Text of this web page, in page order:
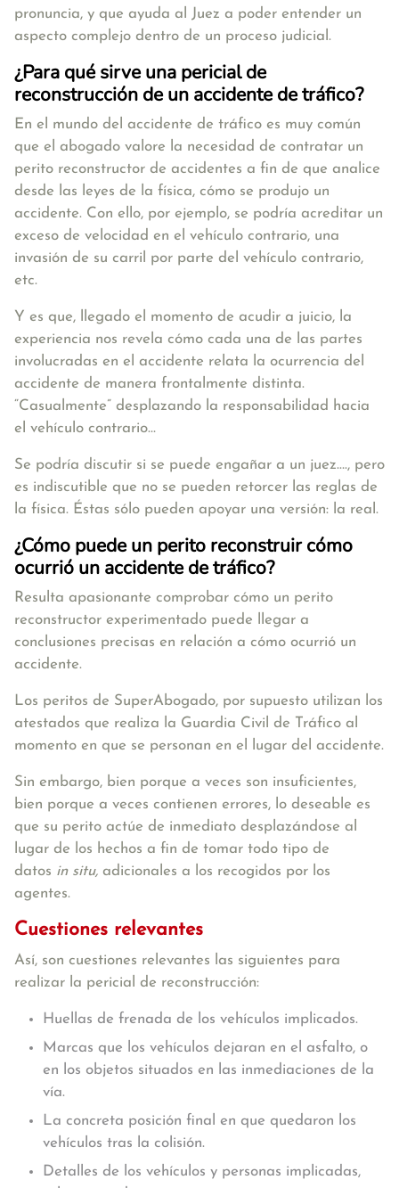
pronuncia, y que ayuda al Juez a poder entender un
aspecto complejo dentro de un proceso judicial.
¿Para qué sirve una pericial de
reconstrucción de un accidente de tráfico?
En el mundo del accidente de tráfico es muy común
que el abogado valore la necesidad de contratar un
perito reconstructor de accidentes a fin de que analice
desde las leyes de la física, cómo se produjo un
accidente. Con ello, por ejemplo, se podría acreditar un
exceso de velocidad en el vehículo contrario, una
invasión de su carril por parte del vehículo contrario,
etc.
Y es que, llegado el momento de acudir a juicio, la
experiencia nos revela cómo cada una de las partes
involucradas en el accidente relata la ocurrencia del
accidente de manera frontalmente distinta.
“Casualmente” desplazando la responsabilidad hacia
el vehículo contrario…
Se podría discutir si se puede engañar a un juez…., pero
es indiscutible que no se pueden retorcer las reglas de
la física. Éstas sólo pueden apoyar una versión: la real.
¿Cómo puede un perito reconstruir cómo
ocurrió un accidente de tráfico?
Resulta apasionante comprobar cómo un perito
reconstructor experimentado puede llegar a
conclusiones precisas en relación a cómo ocurrió un
accidente.
Los peritos de SuperAbogado, por supuesto utilizan los
atestados que realiza la Guardia Civil de Tráfico al
momento en que se personan en el lugar del accidente.
Sin embargo, bien porque a veces son insuficientes,
bien porque a veces contienen errores, lo deseable es
que su perito actúe de inmediato desplazándose al
lugar de los hechos a fin de tomar todo tipo de
datos in situ, adicionales a los recogidos por los
agentes.
Cuestiones relevantes
Así, son cuestiones relevantes las siguientes para
realizar la pericial de reconstrucción:
Huellas de frenada de los vehículos implicados.
Marcas que los vehículos dejaran en el asfalto, o
en los objetos situados en las inmediaciones de la
vía.
La concreta posición final en que quedaron los
vehículos tras la colisión.
Detalles de los vehículos y personas implicadas,